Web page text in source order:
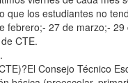
que los estudiantes no
27 de marzo;-
CTE.
Consejo Técnico